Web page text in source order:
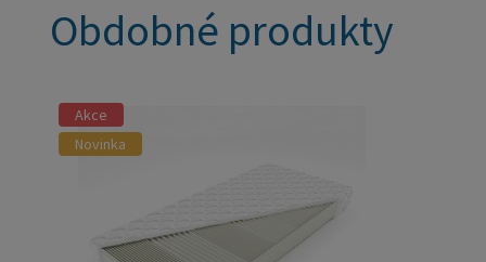
Obdobné produkty
Akce
Novinka